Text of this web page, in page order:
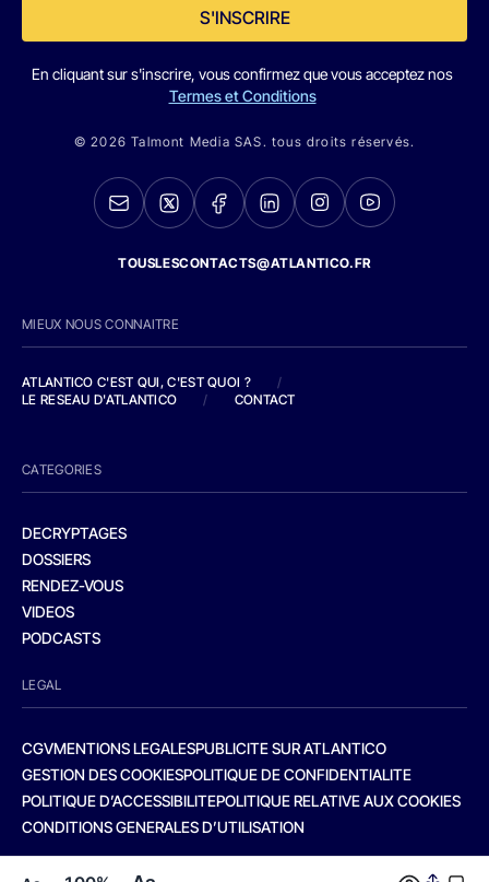
S'INSCRIRE
En cliquant sur s'inscrire, vous confirmez que vous acceptez nos
Termes et Conditions
© 2026 Talmont Media SAS. tous droits réservés.
TOUSLESCONTACTS@ATLANTICO.FR
MIEUX NOUS CONNAITRE
ATLANTICO C'EST QUI, C'EST QUOI ?
/
LE RESEAU D'ATLANTICO
/ CONTACT
CATEGORIES
DECRYPTAGES
DOSSIERS
RENDEZ-VOUS
VIDEOS
PODCASTS
LEGAL
CGVMENTIONS LEGALESPUBLICITE SUR ATLANTICO
GESTION DES COOKIESPOLITIQUE DE CONFIDENTIALITE
POLITIQUE D’ACCESSIBILITEPOLITIQUE RELATIVE AUX COOKIES
CONDITIONS GENERALES D’UTILISATION